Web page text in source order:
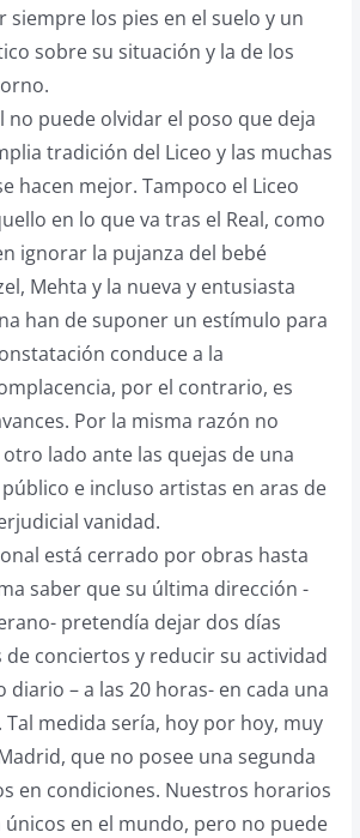
siempre los pies en el suelo y un
sobre su situación y la de los
no puede olvidar el poso que deja
tradición del Liceo y las muchas
hacen mejor. Tampoco el Liceo
en lo que va tras el Real, como
ignorar la pujanza del bebé
Mehta y la nueva y entusiasta
han de suponer un estímulo para
conduce a la
por el contrario, es
Por la misma razón no
lado ante las quejas de una
e incluso artistas en aras de
vanidad.
está cerrado por obras hasta
saber que su última dirección -
pretendía dejar dos días
de conciertos y reducir su actividad
diario – a las 20 horas- en cada una
Tal medida sería, hoy por hoy, muy
que no posee una segunda
en condiciones. Nuestros horarios
en el mundo, pero no puede